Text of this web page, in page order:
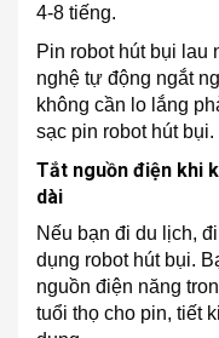
4-8 tiếng.
Pin robot hút bụi
nghệ tự động ngắt
không cần lo lắng
sạc pin robot hút bụi.
Tắt nguồn điện khi
dài
Nếu bạn đi du lịch,
dụng robot hút bụi.
nguồn điện năng
tuổi thọ cho pin, tiết